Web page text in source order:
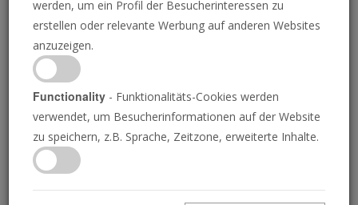
Gesucht: Ein Anführer
für Europa!
Die Europäer brauchen einen Anführer: Sie
werden bald einen kämpferischen König
bekommen.
werden, um ein Profil der Besucherinteressen zu
erstellen oder relevante Werbung auf anderen Websites
anzuzeigen.
Functionality - Funktionalitäts-Cookies werden
verwendet, um Besucherinformationen auf der Website
zu speichern, z.B. Sprache, Zeitzone, erweiterte Inhalte.